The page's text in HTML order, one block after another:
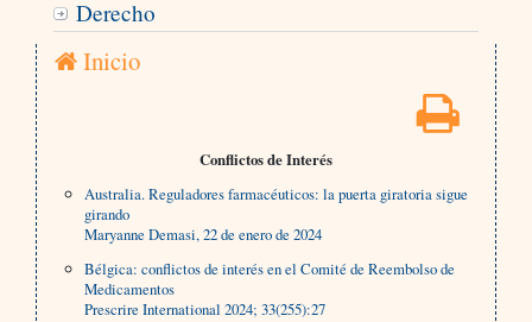
Derecho
Inicio
Conflictos de Interés
Australia. Reguladores farmacéuticos: la puerta giratoria sigue
girando
Maryanne Demasi, 22 de enero de 2024
Bélgica: conflictos de interés en el Comité de Reembolso de
Medicamentos
Prescrire International 2024; 33(255):27